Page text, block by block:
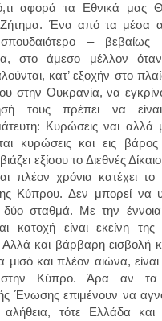
αφορά τα Εθνικά μας
Ένα από τα μέσα
–
στο άμεσο μέλλον
κατ’ εξοχήν στο
στην Ουκρανία, να
τους πρέπει να
Κυρώσεις ναι αλλά
κυρώσεις και εις
εξίσου το Διεθνές
πλέον χρόνια κατέχει το
Κύπρου. Δεν μπορεί να
δύο σταθμά. Με την
κατοχή είναι εκείνη
και βάρβαρη εισβολή
μισό και πλέον αιώνα, είναι
στην Κύπρο. Άρα αν τα
Ένωσης επιμένουν να
αλήθεια, τότε Ελλάδα και